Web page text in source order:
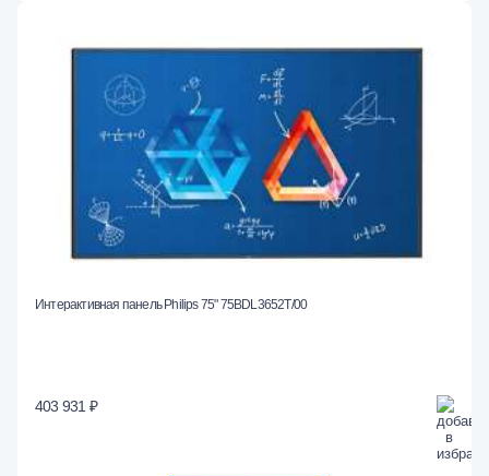
Интерактивная панель Philips 75" 75BDL3652T/00
403 931 ₽